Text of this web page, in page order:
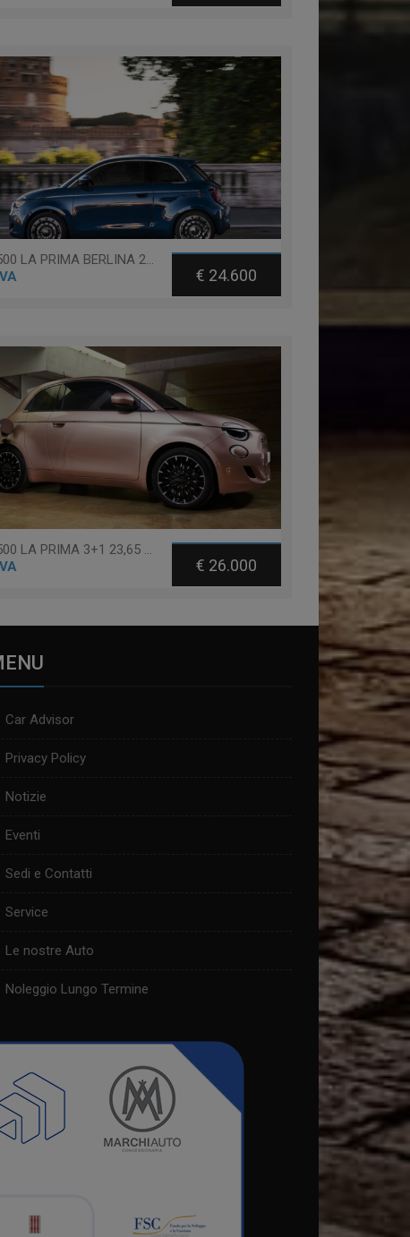
Fiat 500 LA PRIMA BERLINA 23,65 KWH
€ 24.600
Fiat 500 LA PRIMA 3+1 23,65 KWH
€ 26.000
Car Advisor
Privacy Policy
Notizie
Eventi
Sedi e Contatti
Service
Le nostre Auto
Noleggio Lungo Termine